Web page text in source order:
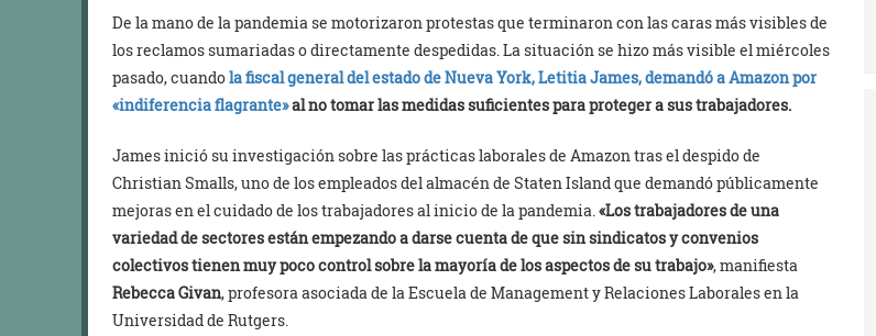
De la mano de la pandemia se motorizaron protestas que terminaron con las caras más visibles de
los reclamos sumariadas o directamente despedidas. La situación se hizo más visible el miércoles
pasado, cuandola fiscal general del estado de Nueva York, Letitia James, demandó a Amazon por
«indiferencia flagrante»al no tomar las medidas suficientes para proteger a sus trabajadores.
James inició su investigación sobre las prácticas laborales de Amazon tras el despido de
Christian Smalls, uno de los empleados del almacén de Staten Island que demandó públicamente
mejoras en el cuidado de los trabajadores al inicio de la pandemia.«Los trabajadores de una
variedad de sectores están empezando a darse cuenta de que sin sindicatos y convenios
colectivos tienen muy poco control sobre la mayoría de los aspectos de su trabajo», manifiesta
Rebecca Givan, profesora asociada de la Escuela de Management y Relaciones Laborales en la
Universidad de Rutgers.